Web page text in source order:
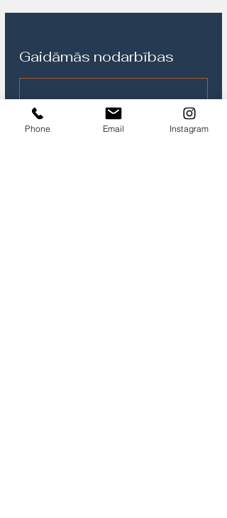
Gaidāmās nodarbības
Phone Email Instagram